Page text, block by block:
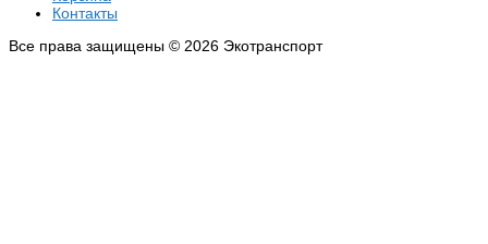
Контакты
Все права защищены © 2026 Экотранспорт